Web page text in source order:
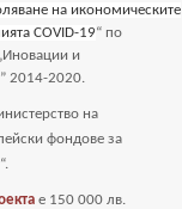
на икономическите
COVID-19“ по
и
2014-2020.
на
фондове за
е 150 000 лв.